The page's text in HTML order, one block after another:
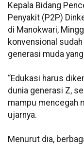
Kepala Bidang
Penyakit (P2P)
di Manokwari,
konvensional
generasi muda
“Edukasi harus
dunia generasi Z,
mampu mencegah
ujarnya.
Menurut dia,